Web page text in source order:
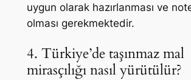
uygun olarak hazırlanması ve
olması gerekmektedir.
4. Türkiye’de taşınmaz mal
mirasçılığı nasıl yürütülür?